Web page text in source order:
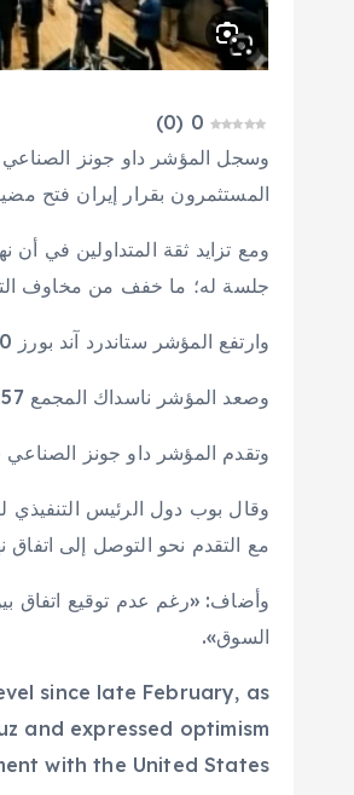
0
(
0
)
وسجل المؤشر داو جونز
المستثمرون بقرار إيران فتح
جلسة له؛ ما خفف من مخاوف
وارتفع المؤشر ستاندرد آند بورز 500 بمقدار 84.64 نقطة، أو 1.20%، ليغلق عند 7,125.12 نقطة.
وصعد المؤشر ناسداك المجمع 363.57 نقطة، أو 1.51%، عند 24,466.27 نقطة.
وتقدم المؤشر داو جونز الصناعي 864.23 نقطة، أو 1.78%، ليصل إلى 49,442.95 نقطة.
وقال بوب دول الرئيس
مع التقدم نحو التوصل إلى اتفاق
وأضاف: «رغم عدم توقيع اتفاق
السوق».
since late February, as
and expressed optimism
with the United States.